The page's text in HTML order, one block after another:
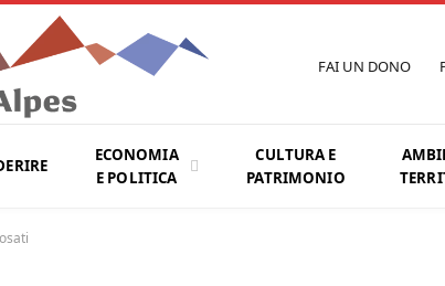
FAI UN DONO
ECONOMIA
E POLITICA
CULTURA E
PATRIMONIO